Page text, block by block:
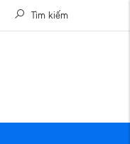
Tìm kiếm